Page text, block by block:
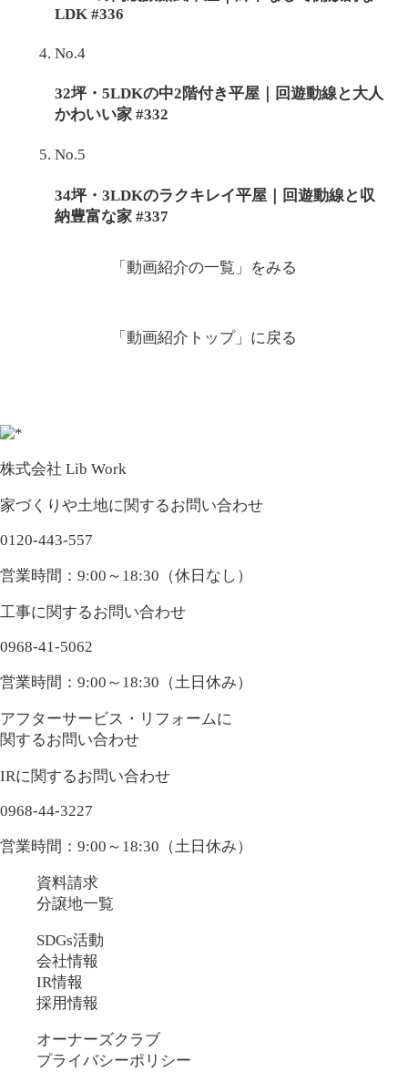
LDK #336
No.4
32坪・5LDKの中2階付き平屋｜回遊動線と大人
かわいい家 #332
No.5
34坪・3LDKのラクキレイ平屋｜回遊動線と収
納豊富な家 #337
「動画紹介の一覧」 をみる
「動画紹介トップ」 に戻る
株式会社 Lib Work
家づくりや土地に関するお問い合わせ
0120-443-557
営業時間：9:00～18:30（休日なし）
工事に関するお問い合わせ
0968-41-5062
営業時間：9:00～18:30（土日休み）
アフターサービス・リフォームに
関するお問い合わせ
IRに関するお問い合わせ
0968-44-3227
営業時間：9:00～18:30（土日休み）
資料請求
分譲地一覧
SDGs活動
会社情報
IR情報
採用情報
オーナーズクラブ
プライバシーポリシー